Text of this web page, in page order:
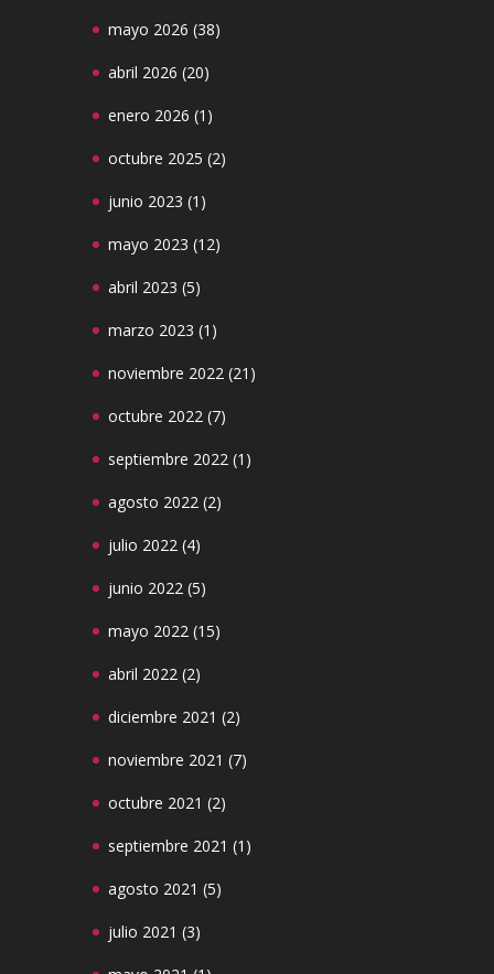
mayo 2026 (38)
abril 2026 (20)
enero 2026 (1)
octubre 2025 (2)
junio 2023 (1)
mayo 2023 (12)
abril 2023 (5)
marzo 2023 (1)
noviembre 2022 (21)
octubre 2022 (7)
septiembre 2022 (1)
agosto 2022 (2)
julio 2022 (4)
junio 2022 (5)
mayo 2022 (15)
abril 2022 (2)
diciembre 2021 (2)
noviembre 2021 (7)
octubre 2021 (2)
septiembre 2021 (1)
agosto 2021 (5)
julio 2021 (3)